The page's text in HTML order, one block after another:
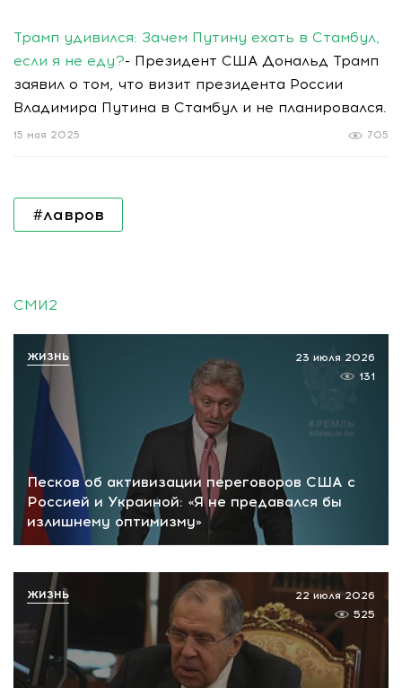
Трамп удивился: Зачем Путину ехать в Стамбул,
если я не еду?- Президент США Дональд Трамп
заявил о том, что визит президента России
Владимира Путина в Стамбул и не планировался.
705
15 мая 2025
#лавров
СМИ2
Песков об активизации переговоров США с
Россией и Украиной: «Я не предавался бы
излишнему оптимизму»
23 июля 2026
131
ЖИЗНЬ
22 июля 2026
525
ЖИЗНЬ